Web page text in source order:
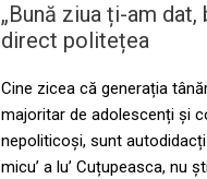
„Bună ziua ți-am
direct politețea
Cine zicea că generația
majoritar de adolescenți și
nepoliticoși, sunt
micu’ a lu’ Cuțupeasca, nu